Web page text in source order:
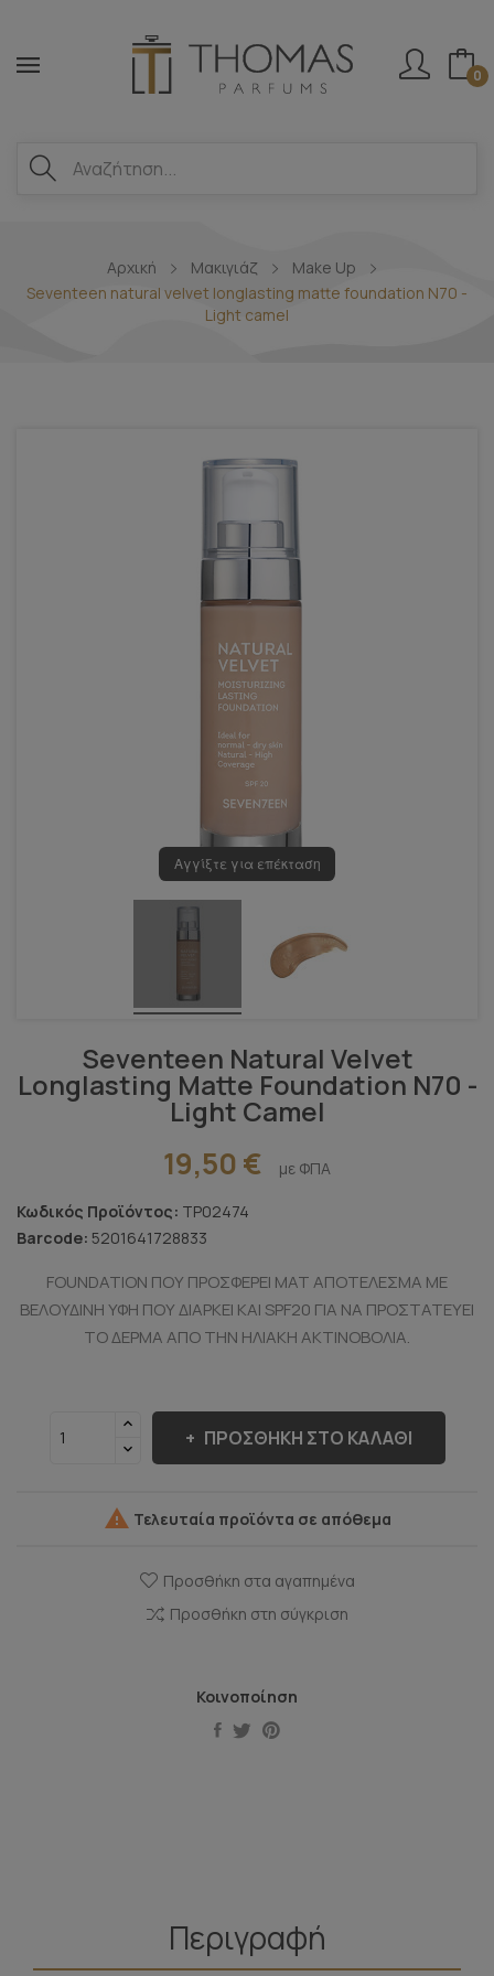
0
Αρχική Μακιγιάζ
Make Up
Seventeen natural velvet longlasting matte foundation N70 -
Light camel
Αγγίξτε για επέκταση
Seventeen Natural Velvet
Longlasting Matte Foundation N70 -
Light Camel
19,50 € με ΦΠΑ
Κωδικός Προϊόντος: TP02474
Barcode: 5201641728833
FOUNDATION ΠΟΥ ΠΡΟΣΦΕΡΕΙ ΜΑΤ ΑΠΟΤΕΛΕΣΜΑ ΜΕ
ΒΕΛΟΥΔΙΝΗ ΥΦΗ ΠΟΥ ΔΙΑΡΚΕΙ ΚΑΙ SPF20 ΓΙΑ ΝΑ ΠΡΟΣΤΑΤΕΥΕΙ
ΤΟ ΔΕΡΜΑ ΑΠΟ ΤΗΝ ΗΛΙΑΚΗ ΑΚΤΙΝΟΒΟΛΙΑ.
ΠΡΟΣΘΉΚΗ ΣΤΟ ΚΑΛΆΘΙ
 Τελευταία προϊόντα σε απόθεμα
Προσθήκη στα αγαπημένα
Προσθήκη στη σύγκριση
Κοινοποίηση
Περιγραφή